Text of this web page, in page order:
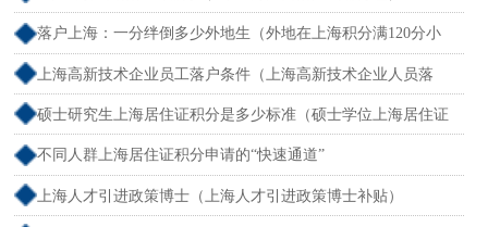
落户上海：一分绊倒多少外地生（外地在上海积分满120分小
孩可以考上海大学吗）
上海高新技术企业员工落户条件（上海高新技术企业人员落
户）
硕士研究生上海居住证积分是多少标准（硕士学位上海居住证
积分）
不同人群上海居住证积分申请的“快速通道”
上海人才引进政策博士（上海人才引进政策博士补贴）